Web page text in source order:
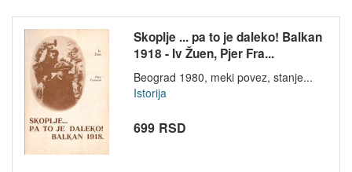
Skoplje ... pa to je daleko! Balkan
1918 - Iv Žuen, Pjer Fra...
Beograd 1980, meki povez, stanje...
Istorija
699 RSD